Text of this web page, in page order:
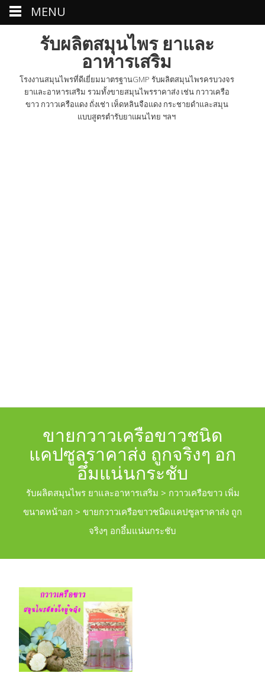
รับผลิตสมุนไพร ยาและ
อาหารเสริม
โรงงานสมุนไพรที่ดีเยี่ยมมาตรฐานGMP รับผลิตสมุนไพรครบวงจร
ยาและอาหารเสริม รวมทั้งขายสมุนไพรราคาส่ง เช่น กวาวเครือ
ขาว กวาวเครือแดง ถั่งเช่า เห็ดหลินจือแดง กระชายดำและสมุน
แบบสูตรตำรับยาแผนไทย ฯลฯ
ขายกวาวเครือขาวชนิด
แคปซูลราคาส่ง ถูกจริงๆ อก
อึ๋มแน่นกระชับ
รับผลิตสมุนไพร ยาและอาหารเสริม > กวาวเครือขาว เพิ่ม
ขนาดหน้าอก > ขายกวาวเครือขาวชนิดแคปซูลราคาส่ง ถูก
จริงๆ อกอึ๋มแน่นกระชับ
MENU